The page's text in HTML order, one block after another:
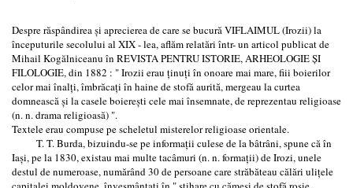
Despre răspândirea şi aprecierea de care se bucură VIFLAIMUL (Irozii) la
începuturile secolului al XIX - lea, aflăm relatări într- un articol publicat de
Mihail Kogălniceanu în REVISTA PENTRU ISTORIE, ARHEOLOGIE ŞI
FILOLOGIE, din 1882 : " Irozii erau ţinuți în onoare mai mare, fiii boierilor
celor mai înalți, îmbrăcați în haine de stofă aurită, mergeau la curtea
domnească şi la casele boiereşti cele mai însemnate, de reprezentau religioase
(n. n. drama religioasă) ".
Textele erau compuse pe scheletul misterelor religioase orientale.
T. T. Burda, bizuindu-se pe informații culese de la bâtrâni, spune că în
Iaşi, pe la 1830, existau mai multe tacâmuri (n. n. formații) de Irozi, unele
destul de numeroase, numărând 30 de persoane care străbăteau călări ulițele